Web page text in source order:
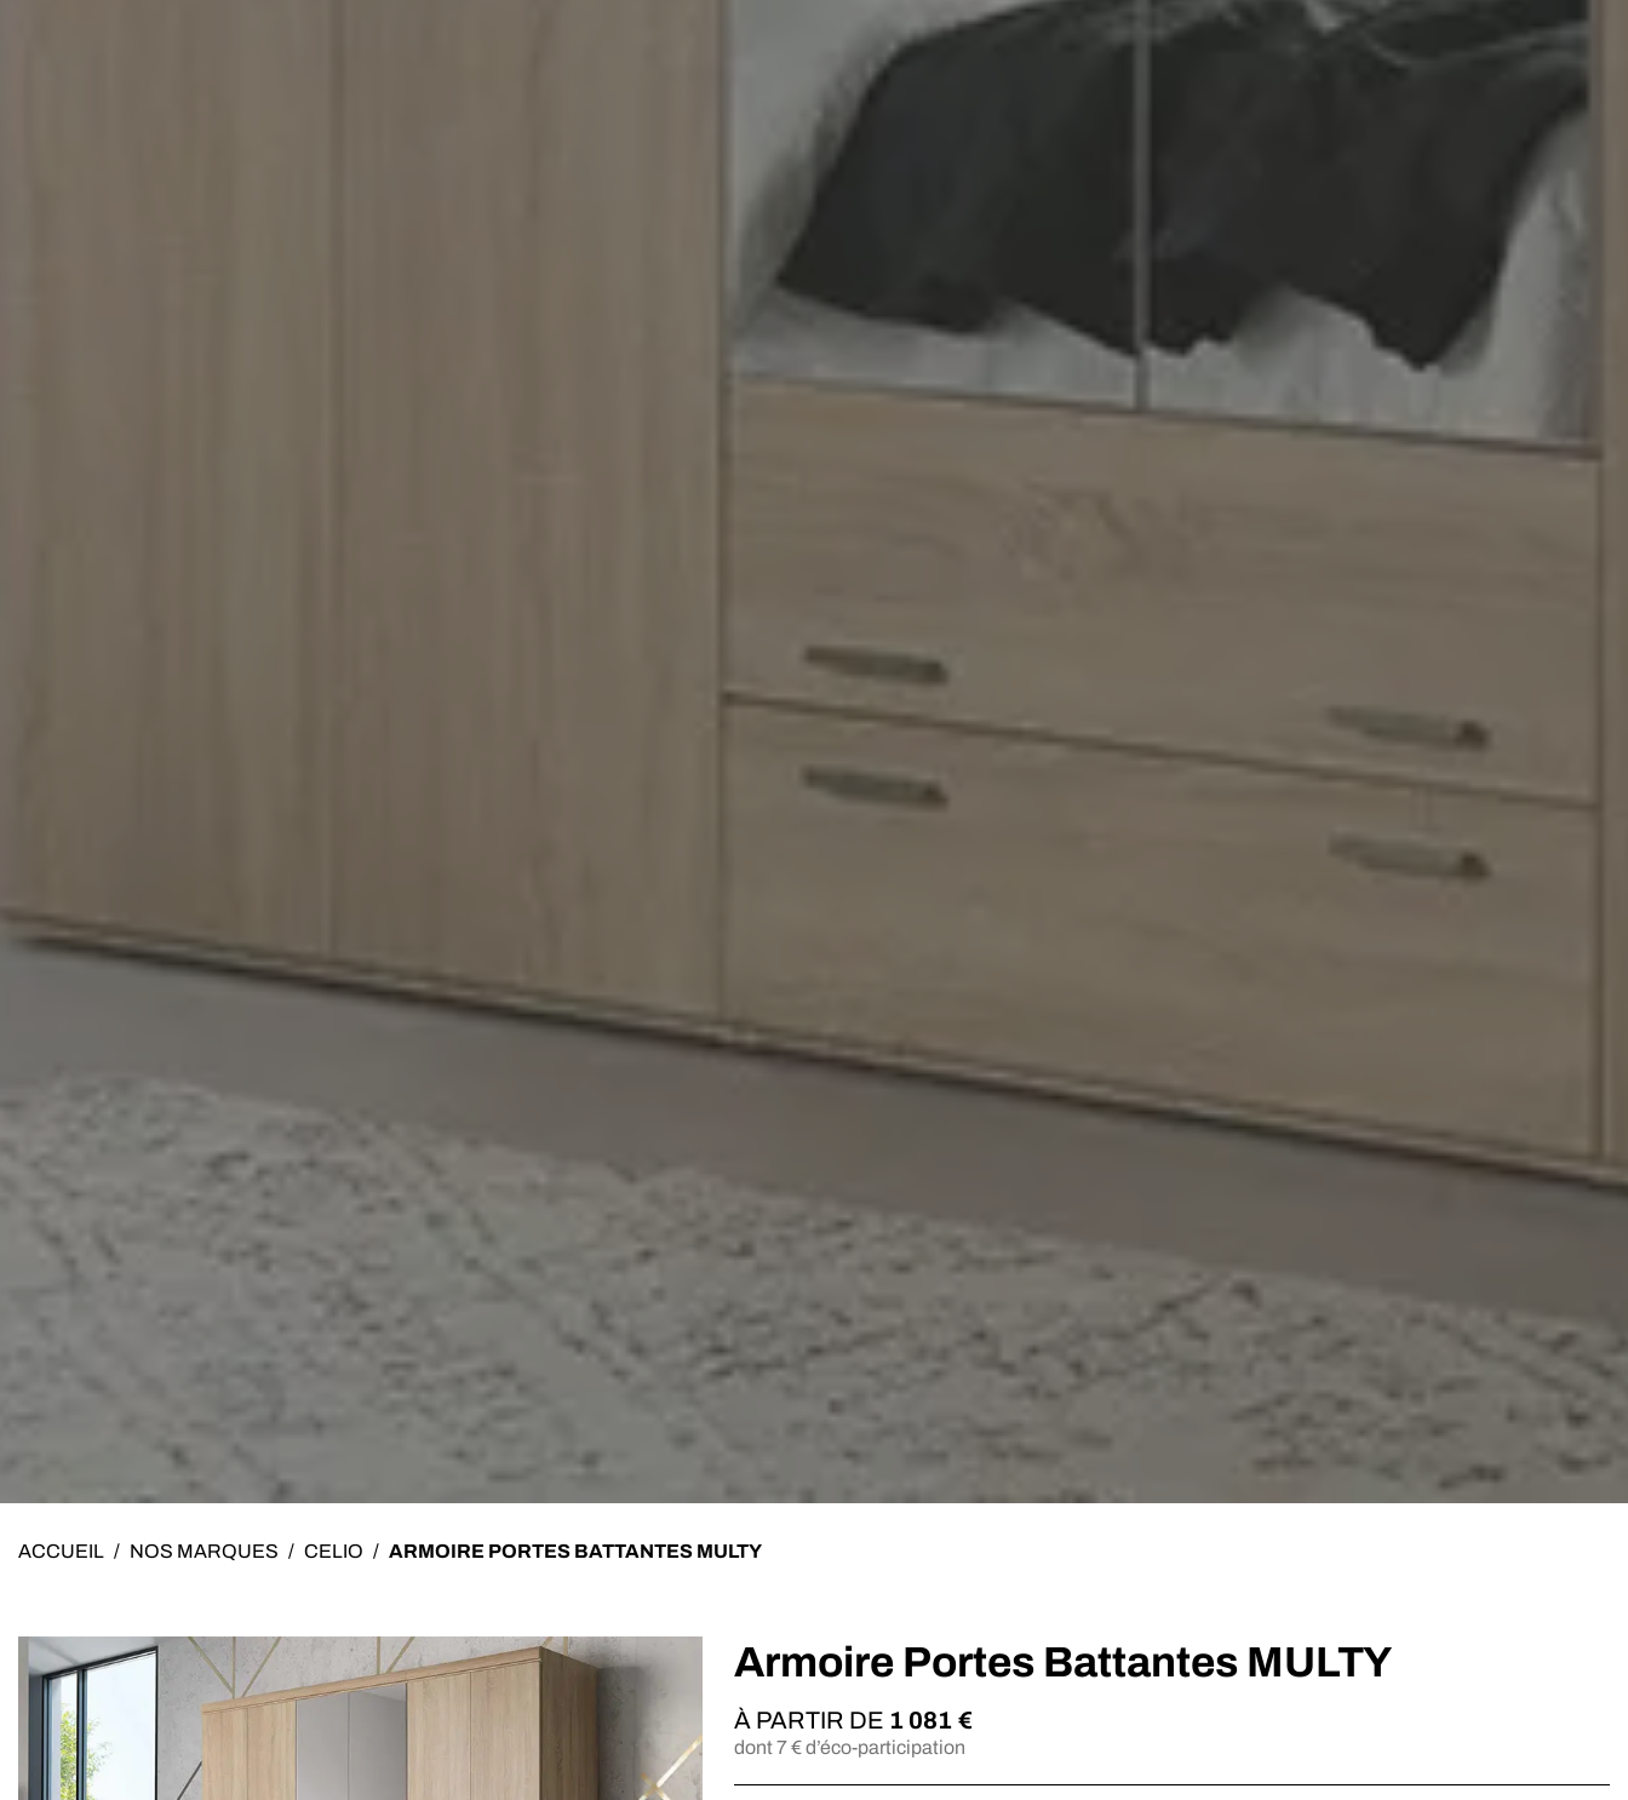
ACCUEIL / NOS MARQUES / CELIO / ARMOIRE PORTES BATTANTES MULTY
Armoire Portes Battantes MULTY
À PARTIR DE 1 081 €
dont7€ d’éco-participation